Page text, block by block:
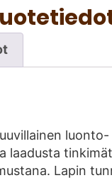
luonto-
laadusta
Lapin